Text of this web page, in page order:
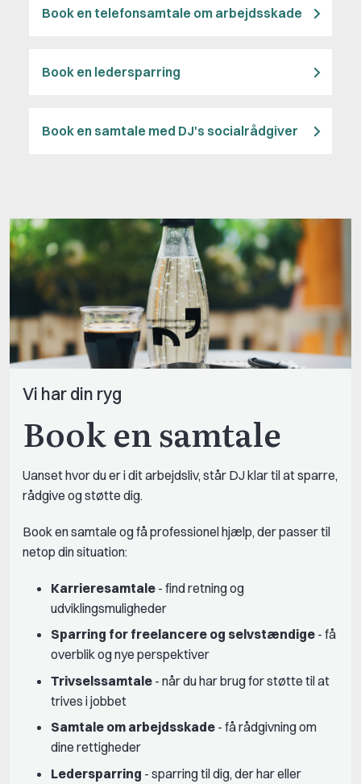
Book en telefonsamtale om arbejdsskade
Book en ledersparring
Book en samtale med DJ's socialrådgiver
Vi har din ryg
Book en samtale
Uanset hvor du er i dit arbejdsliv, står DJ klar til at sparre,
rådgive og støtte dig.
Book en samtale og få professionel hjælp, der passer til
netop din situation:
Karrieresamtale - find retning og
udviklingsmuligheder
Sparring for freelancere og selvstændige - få
overblik og nye perspektiver
Trivselssamtale - når du har brug for støtte til at
trives i jobbet
Samtale om arbejdsskade - få rådgivning om
dine rettigheder
Ledersparring - sparring til dig, der har eller